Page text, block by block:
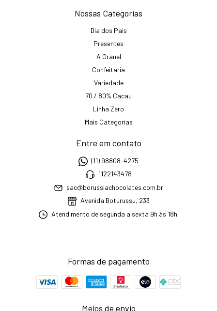
Nossas Categorias
Dia dos Pais
Presentes
A Granel
Confeitaria
Variedade
70 / 80% Cacau
Linha Zero
Mais Categorias
Entre em contato
(11) 98808-4275
1122143478
sac@borussiachocolates.com.br
Avenida Boturussu, 233
Atendimento de segunda a sexta 9h às 18h.
Formas de pagamento
Meios de envio